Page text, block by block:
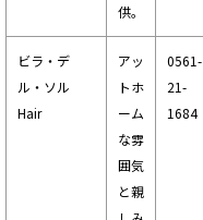
供。
ビラ・デ
ル・ソル
Hair
アッ
トホ
ーム
な雰
囲気
と親
0561-
21-
1684